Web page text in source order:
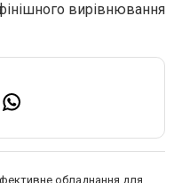
вирівнювання
обладнання для